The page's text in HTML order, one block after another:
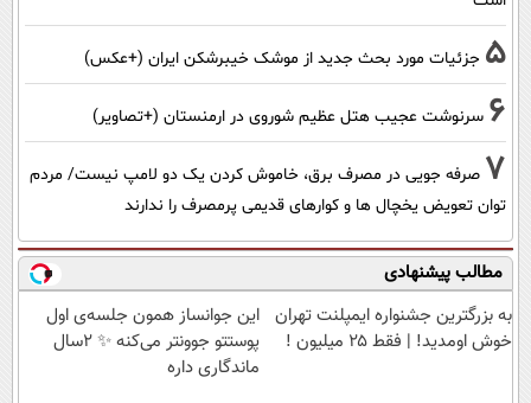
5 جزئیات مورد بحث جدید از موشک خیبرشکن ایران (+عکس)
6 سرنوشت عجیب هتل عظیم شوروی در ارمنستان (+تصاویر)
7 صرفه جویی در مصرف برق، خاموش کردن یک دو لامپ نیست/ مردم
توان تعویض یخچال ها و کوارهای قدیمی پرمصرف را ندارند
مطالب پیشنهادی
به بزرگترین جشنواره ایمپلنت تهران
خوش اومدید! | فقط ۲۵ میلیون !
این جوانساز همون جلسه‌ی اول
پوستتو جوونتر می‌کنه ✨ 2سال
ماندگاری داره